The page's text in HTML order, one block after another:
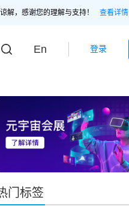
解，感谢您的理解与支持！ 查看详情
En 登录
门标签